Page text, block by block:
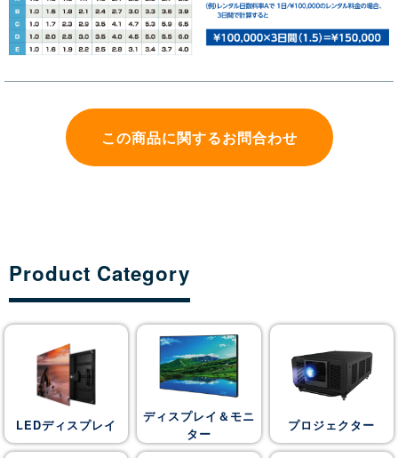
この商品に関するお問合わせ
Product Category
LEDディスプレイ
ディスプレイ＆モニ
ター
プロジェクター